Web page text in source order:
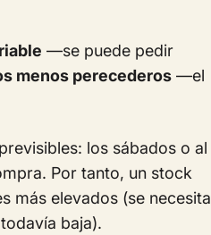
—se puede pedir
menos perecederos —el
los sábados o al
Por tanto, un stock
más elevados (se necesita
baja).